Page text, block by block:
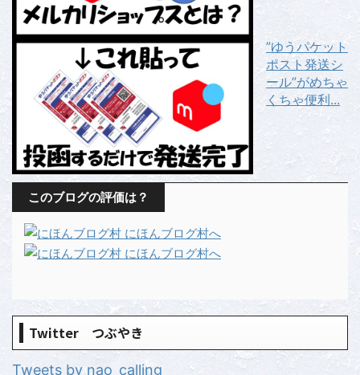
”ゆうパケット
ポスト発送シ
ール”がめちゃ
くちゃ便利...
このブログの評価は？
Twitter つぶやき
Tweets by nao_calling